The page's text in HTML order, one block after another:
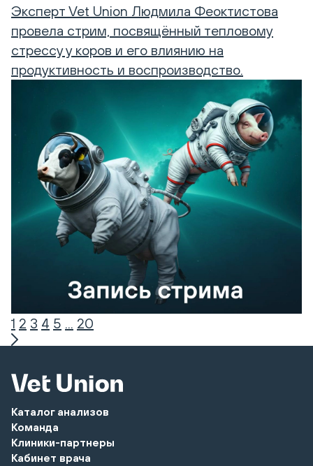
Эксперт Vet Union Людмила Феоктистова
провела стрим, посвящённый тепловому
стрессу у коров и его влиянию на
продуктивность и воспроизводство.
1 2 3 4 5 ... 20
Каталог анализов
Команда
Клиники-партнеры
Кабинет врача